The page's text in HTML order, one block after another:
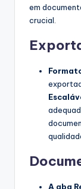
em
crucial.
A aba